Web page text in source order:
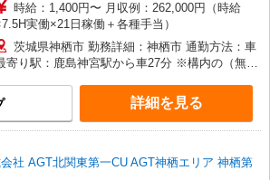
時給：1,400円〜 月収例：262,000円（時給
実働×21日稼働＋各種手当）
茨城県神栖市 勤務詳細：神栖市 通勤方法：車
寄り駅：鹿島神宮駅から車27分 ※構内の（無
詳細を見る
社 AGT北関東第一CU AGT神栖エリア 神栖第